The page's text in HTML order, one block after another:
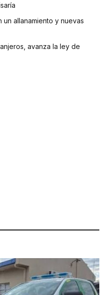
un allanamiento y nuevas
avanza la ley de